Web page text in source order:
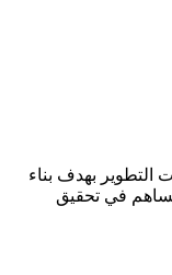
بهدف بناء
في تحقيق